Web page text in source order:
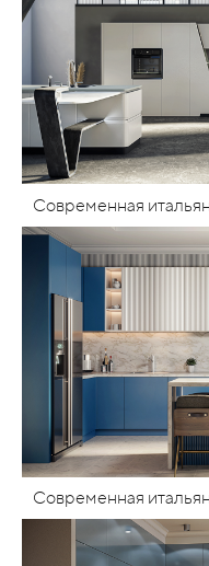
Современная
Современная